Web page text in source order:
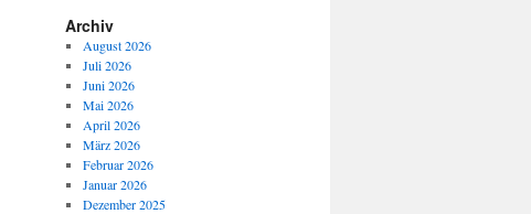
Archiv
August 2026
Juli 2026
Juni 2026
Mai 2026
April 2026
März 2026
Februar 2026
Januar 2026
Dezember 2025